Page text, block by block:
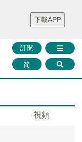
財華證券 媒體矩陣
智庫沙龍
聯絡我們
訂閱
简
下載APP
視頻